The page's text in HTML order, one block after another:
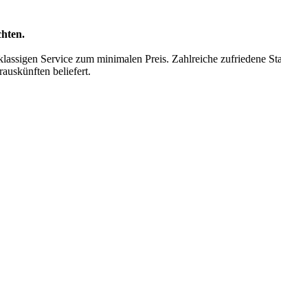
Service zum minimalen Preis. Zahlreiche zufriedene
beliefert.